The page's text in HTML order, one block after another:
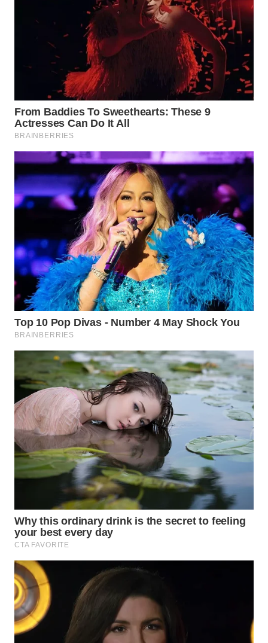
KUNINGAN
MAJALENGKA
SUBANG
WN
SUKABUMI
WN
PURWAKARTA
PRIANGAN
TIMUR
WN
SEMARANG
WN
WN
BOROBUDUR
WN
MADURA
WN
SURABAYA
WN
NATUNA
BINTAN
WN
MANDALIKA